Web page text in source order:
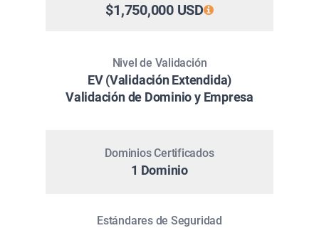
$1,750,000 USD
Nivel de Validación
EV (Validación Extendida)
Validación de Dominio y Empresa
Dominios Certificados
1 Dominio
Estándares de Seguridad